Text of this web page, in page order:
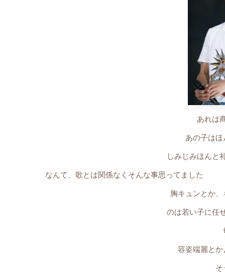
あれは
あの子は
しみじみほんと
なんて、歌とは関係なくそんな事思ってました
胸キュンとか
のは若い子に任
容姿端麗と
そ